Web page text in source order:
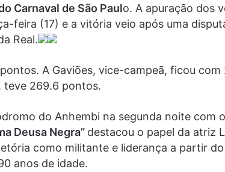
Carnaval de São Paulo. A apuração dos
feira (17) e a vitória veio após uma
Real.
A Gaviões, vice-campeã, ficou com
teve 269.6 pontos.
do Anhembi na segunda noite com
Deusa Negra” destacou o papel da atriz
como militante e liderança a partir
anos de idade.